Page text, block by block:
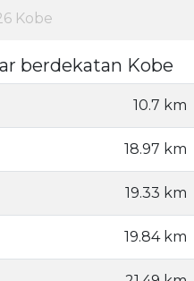
Kobe
berdekatan Kobe
10.7 km
18.97 km
19.33 km
19.84 km